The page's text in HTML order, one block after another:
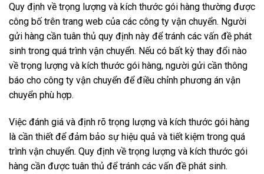
Quy định về trọng lượng và kích thước gói hàng thường được
công bố trên trang web của các công ty vận chuyển. Người
gửi hàng cần tuân thủ quy định này để tránh các vấn đề phát
sinh trong quá trình vận chuyển. Nếu có bất kỳ thay đổi nào
về trọng lượng và kích thước gói hàng, người gửi cần thông
báo cho công ty vận chuyển để điều chỉnh phương án vận
chuyển phù hợp.
Việc đánh giá và định rõ trọng lượng và kích thước gói hàng
là cần thiết để đảm bảo sự hiệu quả và tiết kiệm trong quá
trình vận chuyển. Quy định về trọng lượng và kích thước gói
hàng cần được tuân thủ để tránh các vấn đề phát sinh.